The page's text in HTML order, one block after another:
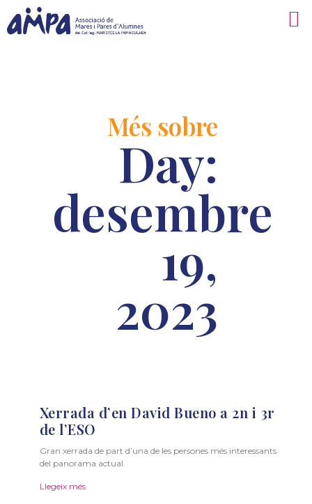
Més sobre
Day:
desembre
19,
2023
Xerrada d’en David Bueno a 2n i 3r
de l’ESO
Gran xerrada de part d’una de les persones més interessants
del panorama actual.
Llegeix més